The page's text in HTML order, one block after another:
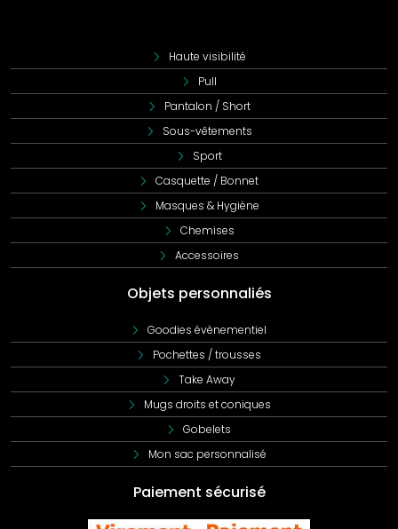
Les chapeaux de pêcheur, également connus sous le nom
de bobs, sont polyvalents et souvent imperméables, ce
qui les rend parfaits pour les activités de plein air comme
la randonnée, la pêche et les sports nautiques. Leur design
pratique et leur capacité à se plier facilement en font des
accessoires très appréciés. Les chapeaux Fedora et Trilby,
quant à eux, sont des options élégantes pour ceux qui
recherchent un look plus raffiné. Souvent fabriqués en
feutre ou en laine, ils sont parfaits pour des événements
formels ou pour ajouter une touche de sophistication à
une tenue décontractée. Ils conviennent particulièrement
aux professionnels de l'événementiel, du spectacle et de la
Personnaliser vos chapeaux offre de nombreux avantages.
En portant des chapeaux avec le logo de votre entreprise,
vous augmentez la visibilité de votre marque. Les
chapeaux personnalisés peuvent être portés par vos
employés lors d'événements, de salons ou simplement au
quotidien, ce qui permet de faire connaître votre marque à
un large public. C'est une stratégie marketing efficace et
peu coûteuse pour augmenter votre notoriété.
Haute visibilité
Pull
Pantalon / Short
Sous-vêtements
Sport
Casquette / Bonnet
Masques & Hygiène
Chemises
Accessoires
Objets personnaliés
Goodies évènementiel
Pochettes / trousses
Take Away
Mugs droits et coniques
Gobelets
Mon sac personnalisé
Paiement sécurisé